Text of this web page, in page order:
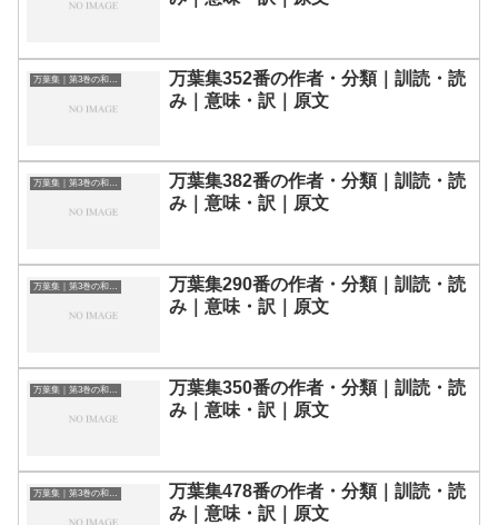
万葉集｜第3巻の和歌一覧
万葉集352番の作者・分類｜訓読・読
み｜意味・訳｜原文
万葉集｜第3巻の和歌一覧
万葉集382番の作者・分類｜訓読・読
み｜意味・訳｜原文
万葉集｜第3巻の和歌一覧
万葉集290番の作者・分類｜訓読・読
み｜意味・訳｜原文
万葉集｜第3巻の和歌一覧
万葉集350番の作者・分類｜訓読・読
み｜意味・訳｜原文
万葉集｜第3巻の和歌一覧
万葉集478番の作者・分類｜訓読・読
み｜意味・訳｜原文